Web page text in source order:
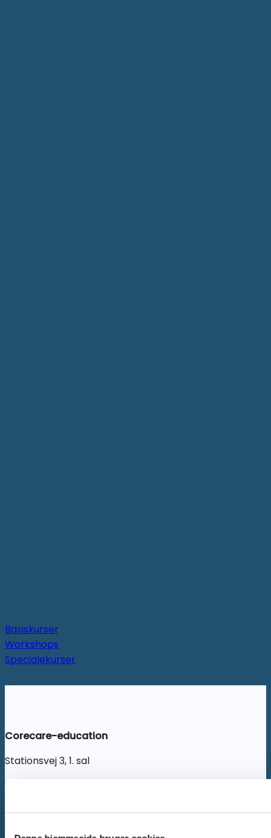
Basiskurser
Workshops
Specialekurser
Corecare-education
Stationsvej 3, 1. sal
7330 Brande